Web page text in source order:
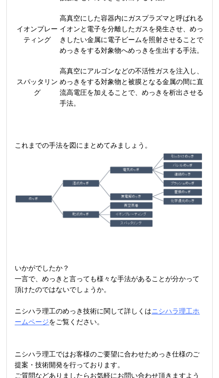
イオンプレー
ティング
高真空にした容器内にガスプラズマと呼ばれる
イオンと電子を分離したガスを発生させ、めっ
きしたい金属に電子ビームを照射させることで
めっきをする対象物へめっきを生出する手法。
スパッタリン
グ
高真空にアルゴンなどの不活性ガスを注入し、
めっきをする対象物と被膜となる金属の間に直
流高電圧を加えることで、めっきを析出させる
手法。
これまでの手法を図にまとめてみましょう。
いかがでしたか？
一言で、めっきと言っても様々な手法があることが分かって
頂けたのではないでしょうか。
ニシハラ理工のめっき技術に関して詳しくはニシハラ理工ホ
ームページをご覧ください。
ニシハラ理工ではお客様のご要望に合わせためっき仕様のご
提案・技術開発を行っております。
ご質問などありましたらお気軽にお問い合わせ頂きますよう